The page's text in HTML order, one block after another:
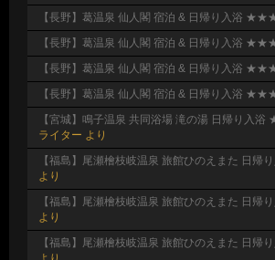
【長野】葛温泉 仙人閣 宿泊 & 日帰り入浴
【長野】葛温泉 仙人閣 宿泊 & 日帰り入浴
【長野】葛温泉 仙人閣 宿泊 & 日帰り入浴
【長野】葛温泉 仙人閣 宿泊 & 日帰り入浴
【宮城】鳴子温泉 共同浴場 滝の湯 日帰り入
ライター より
【福島】尾瀬檜枝岐温泉 旅館ひのえまた 日
より
【福島】尾瀬檜枝岐温泉 旅館ひのえまた 日
より
【福島】尾瀬檜枝岐温泉 旅館ひのえまた 日